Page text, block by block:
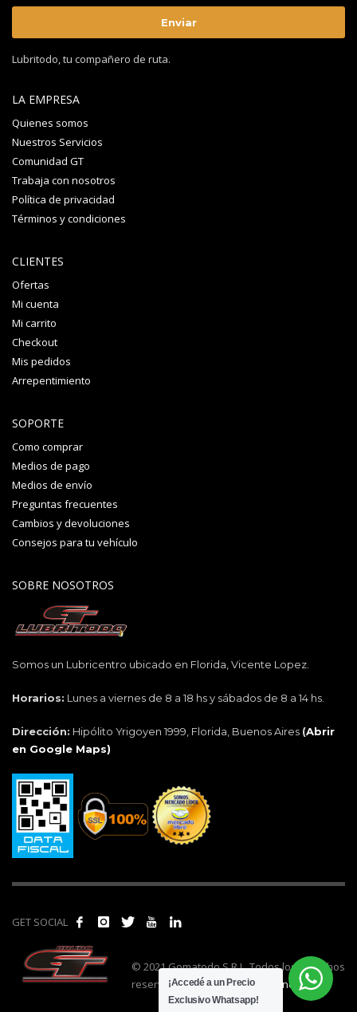
Lubritodo, tu compañero de ruta.
LA EMPRESA
Quienes somos
Nuestros Servicios
Comunidad GT
Trabaja con nosotros
Política de privacidad
Términos y condiciones
CLIENTES
Ofertas
Mi cuenta
Mi carrito
Checkout
Mis pedidos
Arrepentimiento
SOPORTE
Como comprar
Medios de pago
Medios de envío
Preguntas frecuentes
Cambios y devoluciones
Consejos para tu vehículo
SOBRE NOSOTROS
Somos un Lubricentro ubicado en Florida, Vicente Lopez.
Horarios: Lunes a viernes de 8 a 18 hs y sábados de 8 a 14 hs.
Dirección: Hipólito Yrigoyen 1999, Florida, Buenos Aires (Abrir
en Google Maps)
GET SOCIAL
© 2021 Gomatodo S.R.L. Todos los derechos
reservados. | Realizado por
cónclave.
¡Accedé a un Precio
Exclusivo Whatsapp!